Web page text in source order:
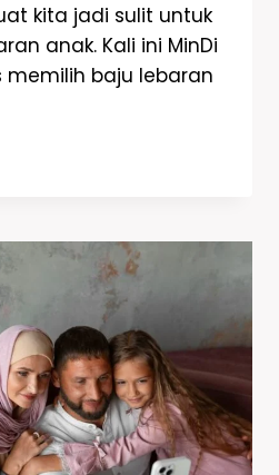
kita jadi sulit untuk
anak. Kali ini MinDi
memilih baju lebaran